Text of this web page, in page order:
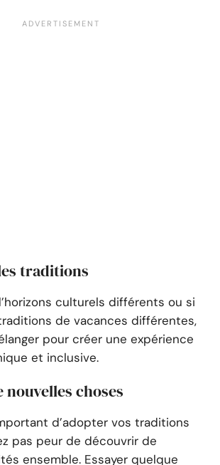
traditions
culturels différents ou si
de vacances différentes,
pour créer une expérience
et inclusive.
nouvelles choses
d’adopter vos traditions
pas peur de découvrir de
ensemble. Essayer quelque